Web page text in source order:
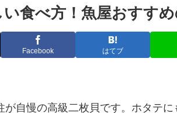
食べ方！魚屋おすす
Facebook はてブ
が自慢の高級二枚貝です。ホタテ